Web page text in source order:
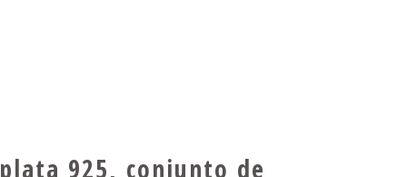
925, conjunto de